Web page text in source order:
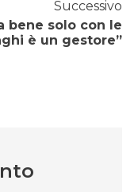
Successivo
bene solo con le
è un gestore”